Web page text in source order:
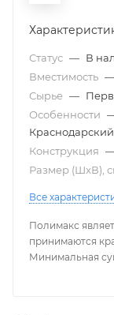
Статус — В
Вместимость —
Сырье —
Особенности
Конструкция
Размер (ШxВ),
Все
Полимакс
принимаются
Минимальная